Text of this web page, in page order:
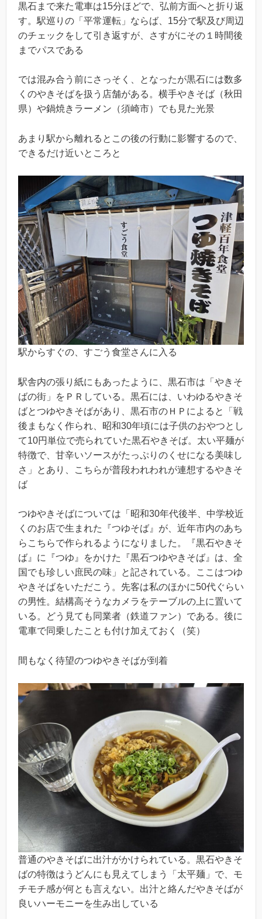
黒石まで来た電車は15分ほどで、弘前方面へと折り返
す。駅巡りの「平常運転」ならば、15分で駅及び周辺
のチェックをして引き返すが、さすがにその１時間後
までパスである
では混み合う前にさっそく、となったが黒石には数多
くのやきそばを扱う店舗がある。横手やきそば（秋田
県）や鍋焼きラーメン（須崎市）でも見た光景
あまり駅から離れるとこの後の行動に影響するので、
できるだけ近いところと
駅からすぐの、すごう食堂さんに入る
駅舎内の張り紙にもあったように、黒石市は「やきそ
ばの街」をＰＲしている。黒石には、いわゆるやきそ
ばとつゆやきそばがあり、黒石市のＨＰによると「戦
後まもなく作られ、昭和30年頃には子供のおやつとし
て10円単位で売られていた黒石やきそば。太い平麺が
特徴で、甘辛いソースがたっぷりのくせになる美味し
さ」とあり、こちらが普段われわれが連想するやきそ
ば
つゆやきそばについては「昭和30年代後半、中学校近
くのお店で生まれた『つゆそば』が、近年市内のあち
らこちらで作られるようになりました。『黒石やきそ
ば』に『つゆ』をかけた『黒石つゆやきそば』は、全
国でも珍しい庶民の味」と記されている。ここはつゆ
やきそばをいただこう。先客は私のほかに50代ぐらい
の男性。結構高そうなカメラをテーブルの上に置いて
いる。どう見ても同業者（鉄道ファン）である。後に
電車で同乗したことも付け加えておく（笑）
間もなく待望のつゆやきそばが到着
普通のやきそばに出汁がかけられている。黒石やきそ
ばの特徴はうどんにも見えてしまう「太平麺」で、モ
チモチ感が何とも言えない。出汁と絡んだやきそばが
良いハーモニーを生み出している